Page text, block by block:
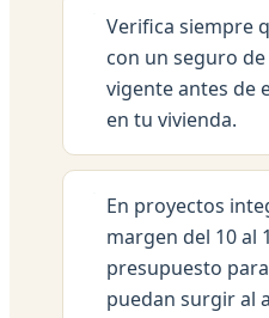
Verifica siempre
con un seguro
vigente antes de
en tu vivienda.
En proyectos
margen del 10 al
presupuesto
puedan surgir al